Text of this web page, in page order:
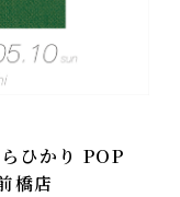
ひかり POP
橋店